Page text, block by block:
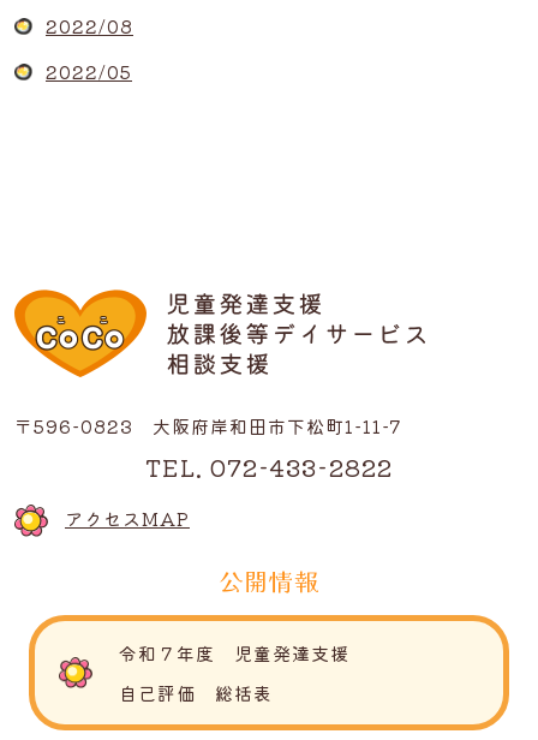
2022/08
2022/05
〒596-0823 大阪府岸和田市下松町1-11-7
TEL. 072-433-2822
アクセスMAP
公開情報
令和７年度 児童発達支援
自己評価 総括表